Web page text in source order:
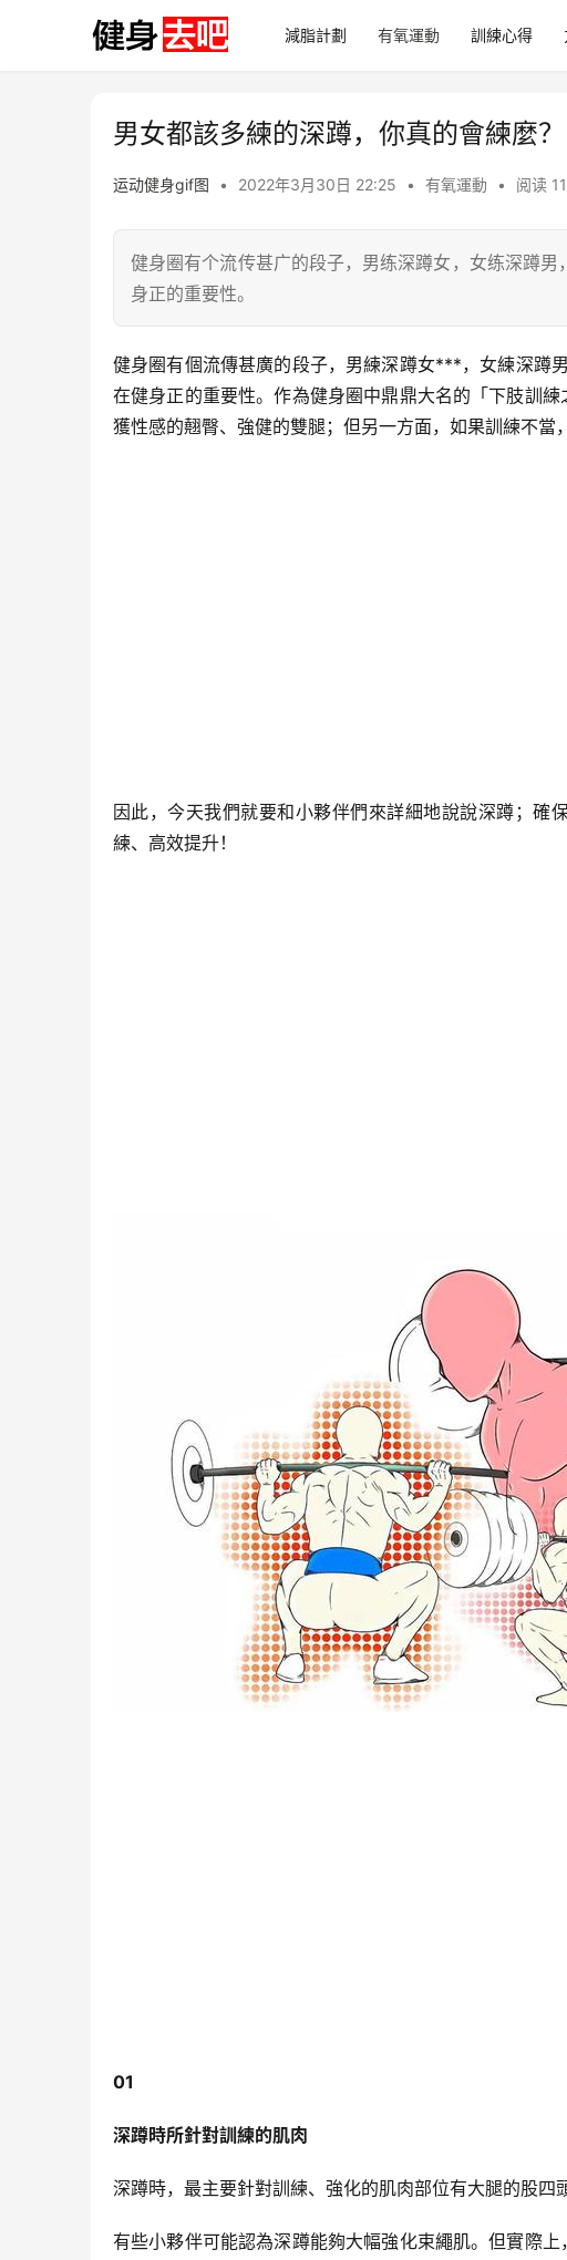
減脂計劃 有氧運動 訓練心得
男女都該多練的深蹲，你真的會練麼？
运动健身gif图 • 2022年3月30日 22:25 • 有氧運動 • 阅读
健身圈有个流传甚广的段子，男练深蹲女，女练深蹲
身正的重要性。
健身圈有個流傳甚廣的段子，男練深蹲女***，女練深
在健身正的重要性。作為健身圈中鼎鼎大名的「下肢訓
獲性感的翹臀、強健的雙腿；但另一方面，如果訓練不當
因此，今天我們就要和小夥伴們來詳細地說說深蹲；確
練、高效提升！
01
深蹲時所針對訓練的肌肉
深蹲時，最主要針對訓練、強化的肌肉部位有大腿的股四
有些小夥伴可能認為深蹲能夠大幅強化束繩肌。但實際